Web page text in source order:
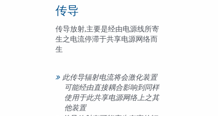
传导
传导放射,主要是经由电源线所寄
生之电流停滞于共享电源网络而
生
此传导辐射电流将会激化装置
可能经由直接耦合影响到同样
使用于此共享电源网络上之其
他装置